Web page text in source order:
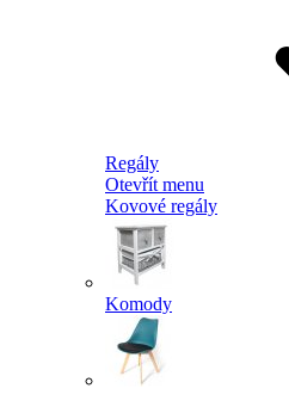
Regály
Otevřít menu
Kovové regály
Komody